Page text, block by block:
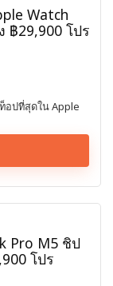
Watch
฿29,900 โปร
อปที่สุดใน Apple
Pro M5 ชิป
โปร